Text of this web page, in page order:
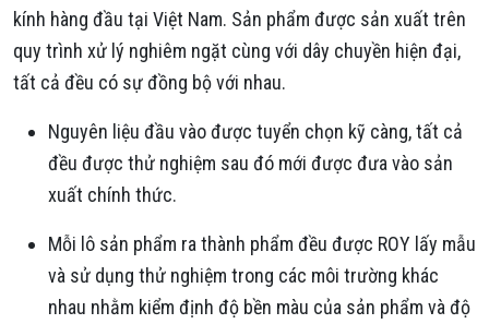
kính hàng đầu tại Việt Nam. Sản phẩm được sản xuất trên
quy trình xử lý nghiêm ngặt cùng với dây chuyền hiện đại,
tất cả đều có sự đồng bộ với nhau.
Nguyên liệu đầu vào được tuyển chọn kỹ càng, tất cả
đều được thử nghiệm sau đó mới được đưa vào sản
xuất chính thức.
Mỗi lô sản phẩm ra thành phẩm đều được ROY lấy mẫu
và sử dụng thử nghiệm trong các môi trường khác
nhau nhằm kiểm định độ bền màu của sản phẩm và độ